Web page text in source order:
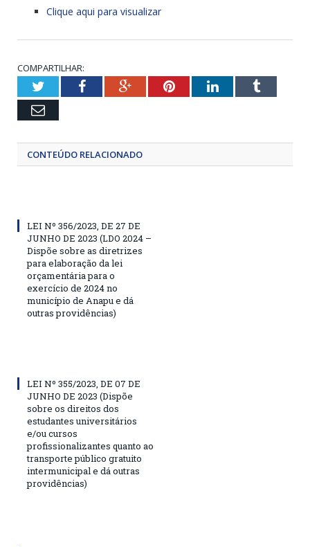
Clique aqui para visualizar
COMPARTILHAR:
TwitterFacebookGoogle+PinterestLinkedInTumblr
Email
CONTEÚDO RELACIONADO
LEI Nº 356/2023, DE 27 DE
JUNHO DE 2023 (LDO 2024 –
Dispõe sobre as diretrizes
para elaboração da lei
orçamentária para o
exercício de 2024 no
município de Anapu e dá
outras providências)
LEI Nº 355/2023, DE 07 DE
JUNHO DE 2023 (Dispõe
sobre os direitos dos
estudantes universitários
e/ou cursos
profissionalizantes quanto ao
transporte público gratuito
intermunicipal e dá outras
providências)